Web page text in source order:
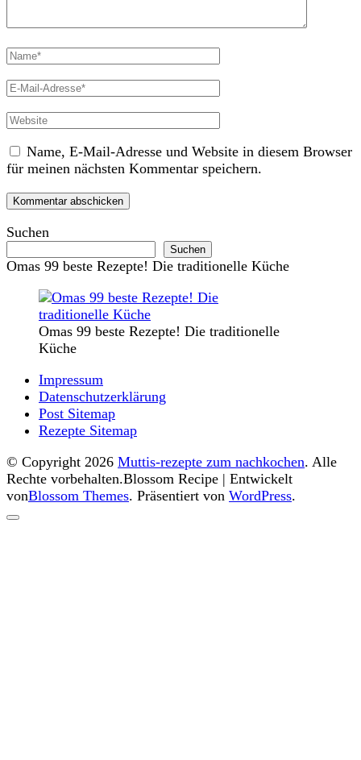
Vollständiger
E-
Website
Name, E-Mail-Adresse und Website in diesem Browser
für meinen nächsten Kommentar speichern.
Suchen
Suchen
Omas 99 beste Rezepte! Die traditionelle Küche
Omas 99 beste Rezepte! Die traditionelle
Küche
Impressum
Datenschutzerklärung
Post Sitemap
Rezepte Sitemap
© Copyright 2026 Muttis-rezepte zum nachkochen. Alle
Rechte vorbehalten.Blossom Recipe | Entwickelt
vonBlossom Themes. Präsentiert von WordPress.